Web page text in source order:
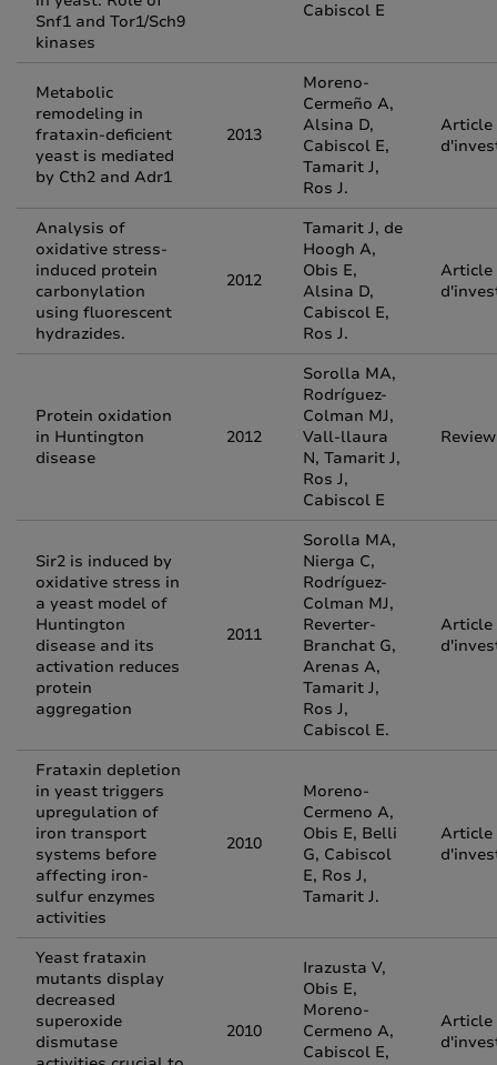
Snf1 and Tor1/Sch9
kinases
Cabiscol E
Metabolic
remodeling in
frataxin-deficient
yeast is mediated
by Cth2 and Adr1
2013
Moreno-
Cermeño A,
Alsina D,
Cabiscol E,
Tamarit J,
Ros J.
Article
Analysis of
oxidative stress-
induced protein
carbonylation
using fluorescent
hydrazides.
2012
Tamarit J, de
Hoogh A,
Obis E,
Alsina D,
Cabiscol E,
Ros J.
Article
Protein oxidation
in Huntington
disease
2012
Sorolla MA,
Rodríguez-
Colman MJ,
Vall-llaura
N, Tamarit J,
Ros J,
Cabiscol E
Review
Sir2 is induced by
oxidative stress in
a yeast model of
Huntington
disease and its
activation reduces
protein
aggregation
2011
Sorolla MA,
Nierga C,
Rodríguez-
Colman MJ,
Reverter-
Branchat G,
Arenas A,
Tamarit J,
Ros J,
Cabiscol E.
Article
Frataxin depletion
in yeast triggers
upregulation of
iron transport
systems before
affecting iron-
sulfur enzymes
activities
2010
Moreno-
Cermeno A,
Obis E, Belli
G, Cabiscol
E, Ros J,
Tamarit J.
Article
Yeast frataxin
mutants display
decreased
superoxide
dismutase
2010
Irazusta V,
Obis E,
Moreno-
Cermeno A,
Cabiscol E,
Article